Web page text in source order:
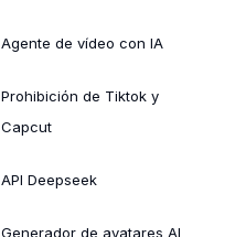
Agente de vídeo con IA
Prohibición de Tiktok y
Capcut
API Deepseek
Generador de avatares AI